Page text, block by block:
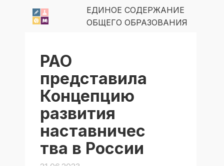
ЕДИНОЕ СОДЕРЖАНИЕ
ОБЩЕГО ОБРАЗОВАНИЯ
РАО
представила
Концепцию
развития
наставничес
тва в России